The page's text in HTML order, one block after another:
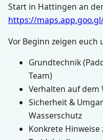
Start in Hattingen an
https://
Vor Beginn zeigen euch
Grundtechnik
Team)
Verhalten auf dem
Sicherheit &
Wasserschutz
Konkrete Hinweise